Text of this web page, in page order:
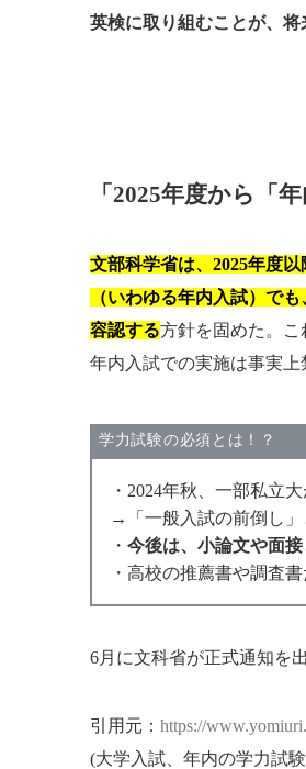
英検に取り組むことが、将
「2025年度から「
文部科学省は、2025年度
（いわゆる年内入試）で
容認する方針を固めた。こ
年内入試での実施は事実上
学力試験の必須とは！？
・2024年秋、一部私立
→「一般入試の前倒し」
・ 今後は、小論文や面
・高校の推薦書や調査
6月に文科省が正式通知を
引用元： https://
(大学入試、年内の学力試